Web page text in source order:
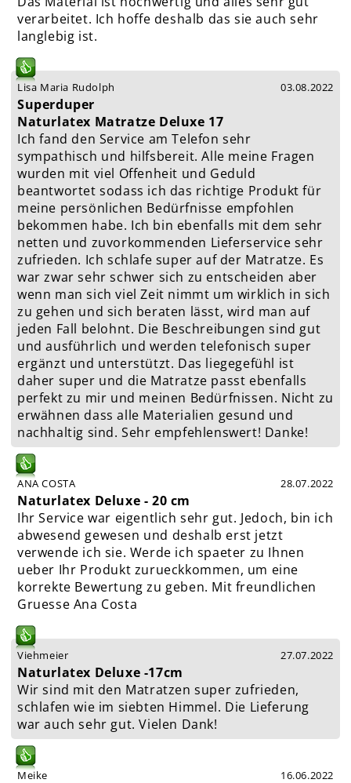
verarbeitet. Ich hoffe deshalb das sie auch sehr
langlebig ist.
Lisa Maria Rudolph 03.08.2022
Superduper
Naturlatex Matratze Deluxe 17
Ich fand den Service am Telefon sehr
sympathisch und hilfsbereit. Alle meine Fragen
wurden mit viel Offenheit und Geduld
beantwortet sodass ich das richtige Produkt für
meine persönlichen Bedürfnisse empfohlen
bekommen habe. Ich bin ebenfalls mit dem sehr
netten und zuvorkommenden Lieferservice sehr
zufrieden. Ich schlafe super auf der Matratze. Es
war zwar sehr schwer sich zu entscheiden aber
wenn man sich viel Zeit nimmt um wirklich in sich
zu gehen und sich beraten lässt, wird man auf
jeden Fall belohnt. Die Beschreibungen sind gut
und ausführlich und werden telefonisch super
ergänzt und unterstützt. Das liegegefühl ist
daher super und die Matratze passt ebenfalls
perfekt zu mir und meinen Bedürfnissen. Nicht zu
erwähnen dass alle Materialien gesund und
nachhaltig sind. Sehr empfehlenswert! Danke!
ANA COSTA 28.07.2022
Naturlatex Deluxe - 20 cm
Ihr Service war eigentlich sehr gut. Jedoch, bin ich
abwesend gewesen und deshalb erst jetzt
verwende ich sie. Werde ich spaeter zu Ihnen
ueber Ihr Produkt zurueckkommen, um eine
korrekte Bewertung zu geben. Mit freundlichen
Gruesse Ana Costa
Viehmeier 27.07.2022
Naturlatex Deluxe -17cm
Wir sind mit den Matratzen super zufrieden,
schlafen wie im siebten Himmel. Die Lieferung
war auch sehr gut. Vielen Dank!
Meike 16.06.2022